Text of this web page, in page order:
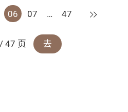
06 07 … 47 下一页
/ 47 页 去